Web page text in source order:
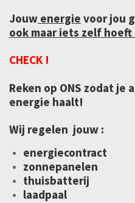
Jouw energie voor jou
ook maar iets zelf
CHECK !
Reken op ONS zodat
energie haalt!
Wij regelen jouw :
energiecontract
zonnepanelen
thuisbatterij
laadpaal